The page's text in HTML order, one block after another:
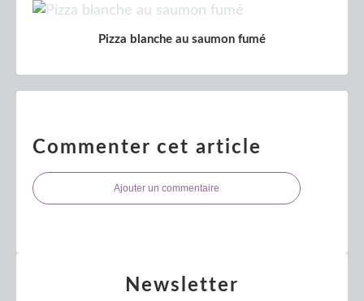
Pizza blanche au saumon fumé
Commenter cet article
Ajouter un commentaire
Newsletter